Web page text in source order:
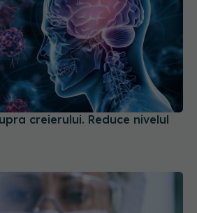
creierului. Reduce nivelul